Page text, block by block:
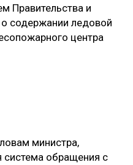
Правительства и
содержании ледовой
центра
министра,
система обращения с